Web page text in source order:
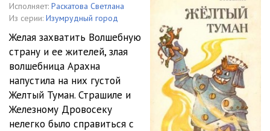
05_01_06. Искушение Руфа Билана 06:59
05_01_07. Первый блин комом 12:24
05_01_08. Пушка Лестара 13:30
05_01_09. Ночной штурм 14:39
05_01_10. Происшествие с ковром 08:59
Исполняет: Раскатова Светлана
Из серии: Изумрудный город
Желая захватить Волшебную
страну и ее жителей, злая
волшебница Арахна
напустила на них густой
Желтый Туман. Страшиле и
Железному Дровосеку
нелегко было справиться с